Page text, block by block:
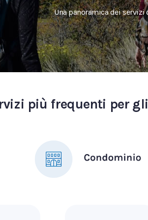
Una panoramica dei servizi
più frequenti per